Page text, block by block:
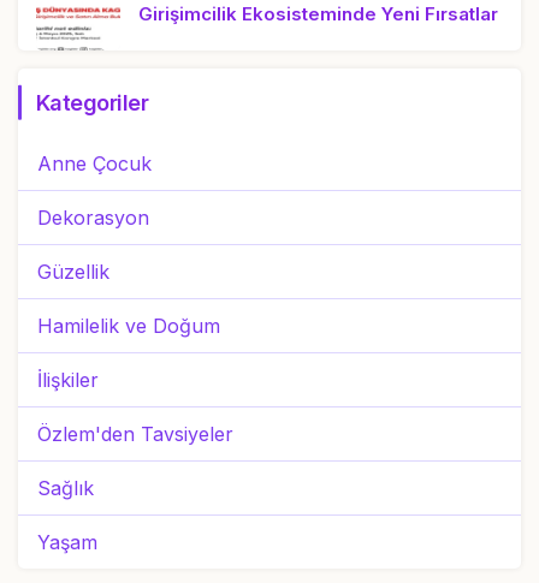
Girişimcilik Ekosisteminde Yeni Fırsatlar
Kategoriler
Anne Çocuk
Dekorasyon
Güzellik
Hamilelik ve Doğum
İlişkiler
Özlem'den Tavsiyeler
Sağlık
Yaşam